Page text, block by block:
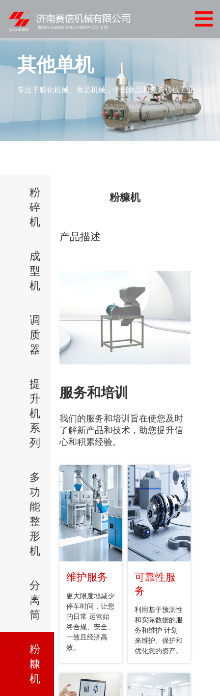
心
案
户
新
其他单机
专注于膨化机械、食品机械，中国食品和包装机械工业
粉
碎
机
成
型
机
调
质
器
提
升
机
系
列
多
功
能
整
形
机
分
离
筒
粉
糠
机
粉糠机
产品描述
服务和培训
我们的服务和培训旨在使您及时
了解新产品和技术，助您提升信
心和积累经验。
维护服务
更大限度地减少
停车时间，让您
的日常 运营始
终合规、安全、
一致且经济高
效。
可靠性服
务
利用基于预测性
和实际数据的服
务和维护 计划
来维护、保护和
优化您的资产。